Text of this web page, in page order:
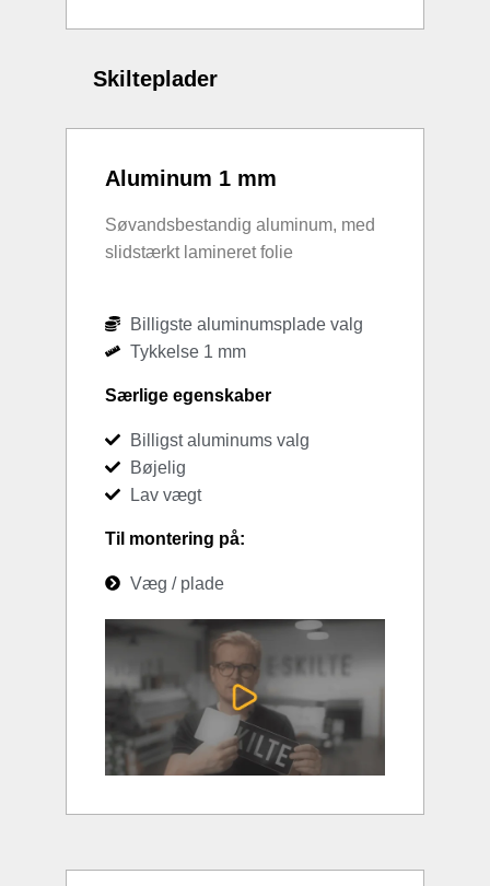
Skilteplader
Aluminum 1 mm
Søvandsbestandig aluminum, med
slidstærkt lamineret folie
Billigste aluminumsplade valg
Tykkelse 1 mm
Særlige egenskaber
Billigst aluminums valg
Bøjelig
Lav vægt
Til montering på:
Væg / plade